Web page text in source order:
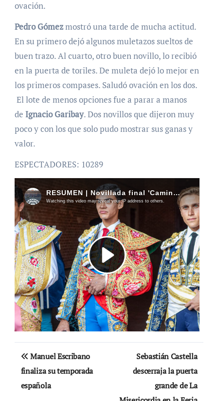
ovación.
Pedro Gómezmostró una tarde de mucha actitud.
En su primero dejó algunos muletazos sueltos de
buen trazo. Al cuarto, otro buen novillo, lo recibió
en la puerta de toriles. De muleta dejó lo mejor en
los primeros compases. Saludó ovación en los dos.
El lote de menos opciones fue a parar a manos
de Ignacio Garibay. Dos novillos que dijeron muy
poco y con los que solo pudo mostrar sus ganas y
valor.
ESPECTADORES: 10289
Navegación
de
entradas
Manuel Escribano
finaliza su temporada
española
Sebastián Castella
descerraja la puerta
grande de La